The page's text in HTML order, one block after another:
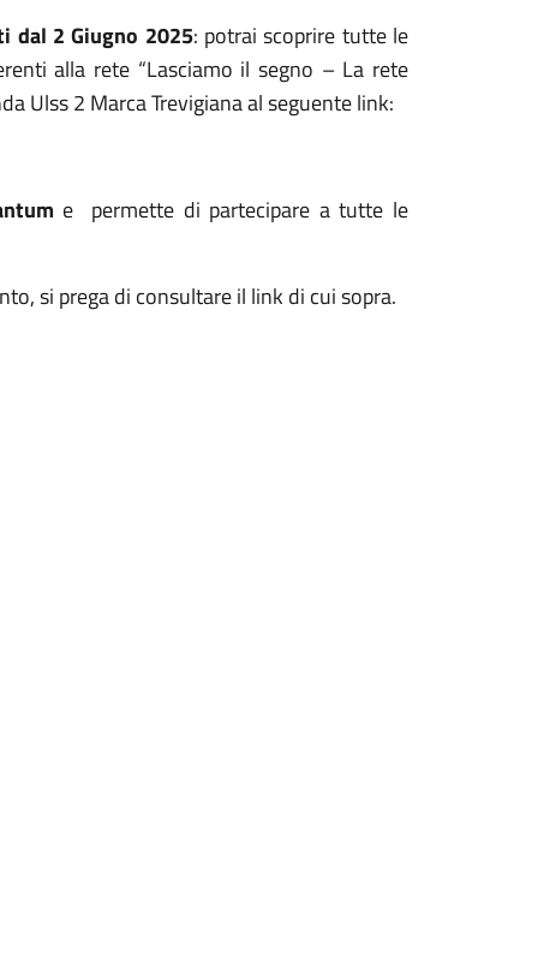
dal 2 Giugno 2025: potrai scoprire tutte le
alla rete “Lasciamo il segno – La rete
Ulss 2 Marca Trevigiana al seguente link:
e permette di partecipare a tutte le
si prega di consultare il link di cui sopra.